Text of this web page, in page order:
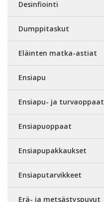
Desinfiointi
Dumppitaskut
Eläinten matka-astiat
Ensiapu
Ensiapu- ja turvaoppaat
Ensiapuoppaat
Ensiapupakkaukset
Ensiaputarvikkeet
Erä- ja metsästyspuvut